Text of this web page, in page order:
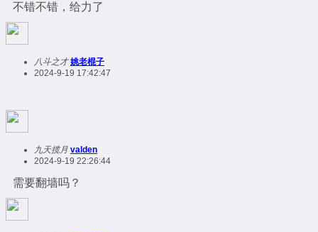
不错不错，给力了
八斗之才 姚老棍子
2024-9-19 17:42:47
九天揽月 valden
2024-9-19 22:26:44
需要翻墙吗？